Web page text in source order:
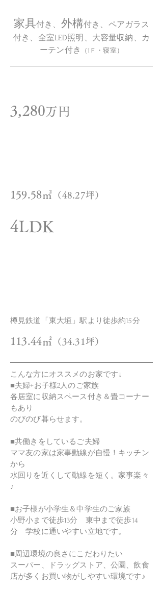
家具付き、 外構付き、ペアガラス
付き、全室LED照明、大容量収納、カ
ーテン付き
（1Ｆ・寝室）
3,280万円
4LDK
樽見鉄道「東大垣」駅より徒歩約15分
159.58㎡ （48.27坪）
113.44㎡ （34.31坪）
こんな方にオススメのお家です↓
■夫婦+お子様2人のご家族
各居室に収納スペース付き＆畳コーナー
もあり
のびのび暮らせます。
■共働きをしているご夫婦
ママ友の家は家事動線が自慢！キッチン
から
水回りを近くして動線を短く。家事楽々
♪
■お子様が小学生＆中学生のご家族
小野小まで徒歩13分 東中まで徒歩14
分 学校に通いやすい立地です。
■周辺環境の良さにこだわりたい
スーパー、ドラッグストア、公園、飲食
店が多くお買い物がしやすい環境です♪